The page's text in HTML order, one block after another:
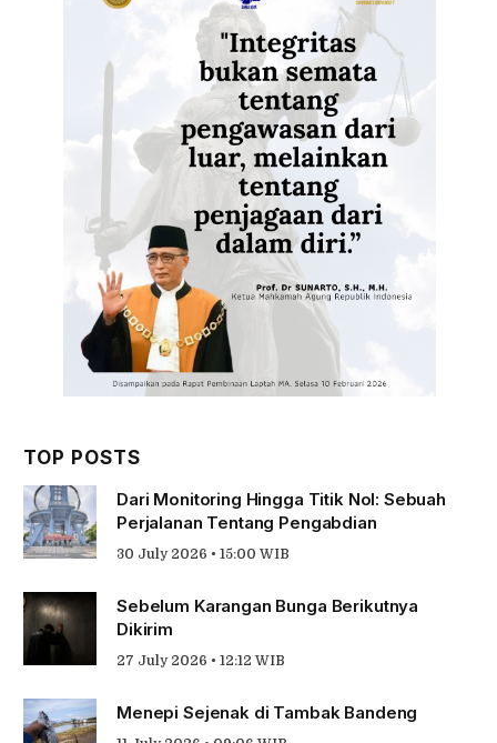
TOP POSTS
Dari Monitoring Hingga Titik Nol: Sebuah
Perjalanan Tentang Pengabdian
30 July 2026 • 15:00 WIB
Sebelum Karangan Bunga Berikutnya
Dikirim
27 July 2026 • 12:12 WIB
Menepi Sejenak di Tambak Bandeng